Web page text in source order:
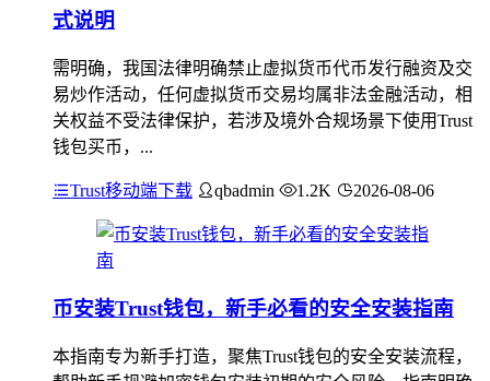
式说明
需明确，我国法律明确禁止虚拟货币代币发行融资及交
易炒作活动，任何虚拟货币交易均属非法金融活动，相
关权益不受法律保护，若涉及境外合规场景下使用Trust
钱包买币，...
Trust移动端下载 qbadmin 1.2K 2026-08-06
币安装Trust钱包，新手必看的安全安装指南
本指南专为新手打造，聚焦Trust钱包的安全安装流程，